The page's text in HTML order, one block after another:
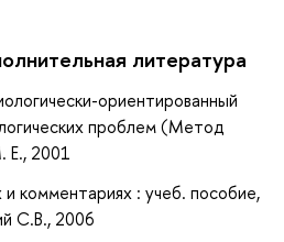
литература
ориентированный
проблем (Метод
Е., 2001
комментариях : учеб. пособие,
С.В., 2006